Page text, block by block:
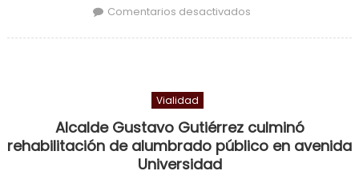
Comentarios desactivados
Vialidad
Alcalde Gustavo Gutiérrez culminó
rehabilitación de alumbrado público en avenida
Universidad